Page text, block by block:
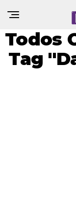
Todos
Tag